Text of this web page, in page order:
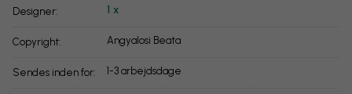
Designer: 1 x
Copyright: Angyalosi Beata
Sendes inden for: 1-3 arbejdsdage